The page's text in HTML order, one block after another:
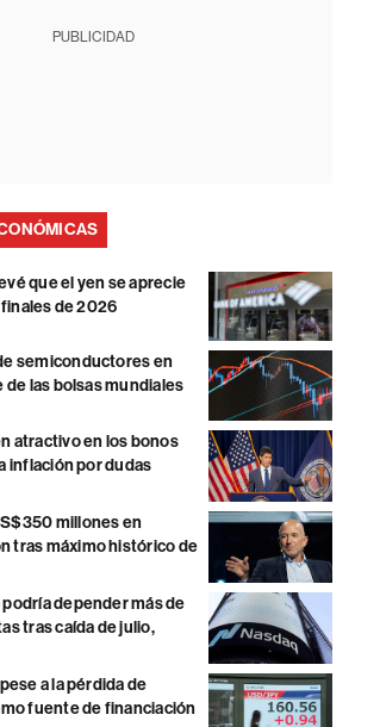
PUBLICIDAD
que el yen se aprecie
de 2026
semiconductores en
de las bolsas mundiales
atractivo en los bonos
inflación por dudas
millones en
tras máximo histórico de
depender más de
tras caída de julio,
a la pérdida de
fuente de financiación